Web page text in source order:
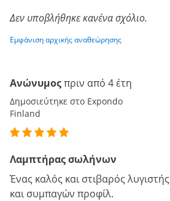
Δεν υποβλήθηκε κανένα σχόλιο.
Εμφάνιση αρχικής αναθεώρησης
Ανώνυμοςπριν από 4 έτη
Δημοσιεύτηκε στο Expondo
Finland
Λαμπτήρας σωλήνων
Ένας καλός και στιβαρός
και συμπαγών προφίλ.